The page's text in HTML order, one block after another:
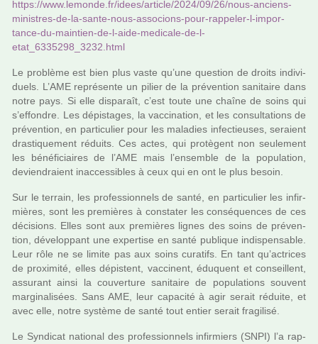
https://www.lemonde.fr/idees/arti­cle/2024/09/26/nous-anciens-
minis­tres-de-la-sante-nous-asso­cions-pour-rap­pe­ler-l-impor­
tance-du-main­tien-de-l-aide-medi­cale-de-l-
etat_6335298_3232.html
Le pro­blème est bien plus vaste qu’une ques­tion de droits indi­vi­
duels. L’AME repré­sente un pilier de la pré­ven­tion sani­taire dans
notre pays. Si elle dis­pa­raît, c’est toute une chaîne de soins qui
s’effon­dre. Les dépis­ta­ges, la vac­ci­na­tion, et les consul­ta­tions de
pré­ven­tion, en par­ti­cu­lier pour les mala­dies infec­tieu­ses, seraient
dras­ti­que­ment réduits. Ces actes, qui pro­tè­gent non seu­le­ment
les béné­fi­ciai­res de l’AME mais l’ensem­ble de la popu­la­tion,
devien­draient inac­ces­si­bles à ceux qui en ont le plus besoin.
Sur le ter­rain, les pro­fes­sion­nels de santé, en par­ti­cu­lier les infir­
miè­res, sont les pre­miè­res à cons­ta­ter les consé­quen­ces de ces
déci­sions. Elles sont aux pre­miè­res lignes des soins de pré­ven­
tion, déve­lop­pant une exper­tise en santé publi­que indis­pen­sa­ble.
Leur rôle ne se limite pas aux soins cura­tifs. En tant qu’actri­ces
de proxi­mité, elles dépis­tent, vac­ci­nent, éduquent et conseillent,
assu­rant ainsi la cou­ver­ture sani­taire de popu­la­tions sou­vent
mar­gi­na­li­sées. Sans AME, leur capa­cité à agir serait réduite, et
avec elle, notre sys­tème de santé tout entier serait fra­gi­lisé.
Le Syndicat natio­nal des pro­fes­sion­nels infir­miers (SNPI) l’a rap­